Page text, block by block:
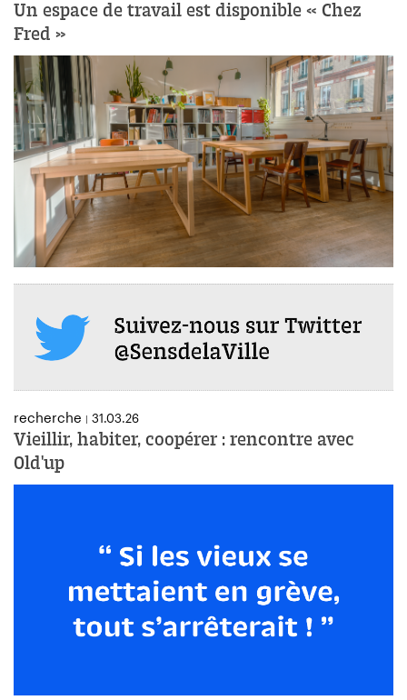
Un espace de travail est disponible « Chez
Fred »
recherche | 31.03.26
Vieillir, habiter, coopérer : rencontre avec
Old'up